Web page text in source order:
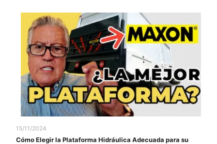
15/11/2024
Cómo Elegir la Plataforma Hidráulica Adecuada para su